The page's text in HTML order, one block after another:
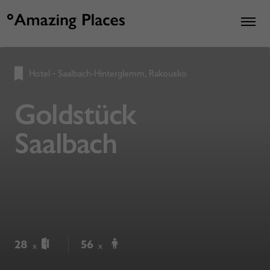
Hotel • Saalbach-Hinterglemm, Rakousko
Goldstück
Saalbach
28 x 56 x